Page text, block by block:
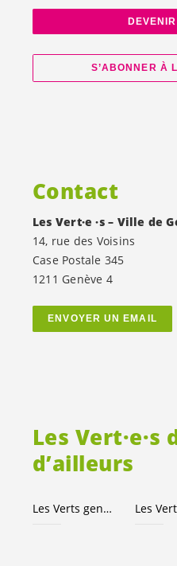
Les Vert·e·s
d’ailleurs
Les Verts genevois
S’ABONNER À
Contact
Les Vert·e ·s – Ville de
14, rue des Voisins
Case Postale 345
1211 Genève 4
ENVOYER UN EMAIL